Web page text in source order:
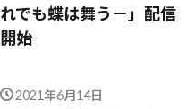
れでも蝶は舞う－」配信
開始
2021年6月14日